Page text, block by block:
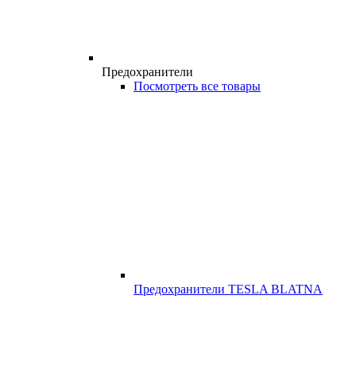
Предохранители
Посмотреть все товары
Предохранители TESLA BLATNA